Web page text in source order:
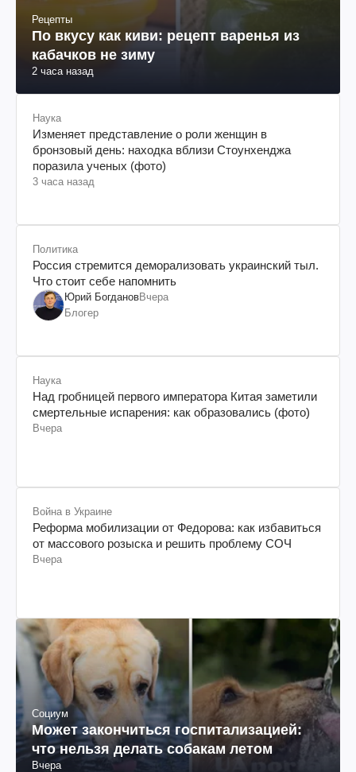
Рецепты
По вкусу как киви: рецепт варенья из
кабачков не зиму
2 часа назад
Наука
Изменяет представление о роли женщин в
бронзовый день: находка вблизи Стоунхенджа
поразила ученых (фото)
3 часа назад
Политика
Россия стремится деморализовать украинский тыл.
Что стоит себе напомнить
Юрий БогдановВчера
Блогер
Наука
Над гробницей первого императора Китая заметили
смертельные испарения: как образовались (фото)
Вчера
Война в Украине
Реформа мобилизации от Федорова: как избавиться
от массового розыска и решить проблему СОЧ
Вчера
Социум
Может закончиться госпитализацией:
что нельзя делать собакам летом
Вчера